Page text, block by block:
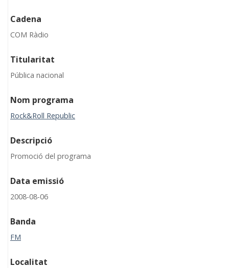
Cadena
COM Ràdio
Titularitat
Pública nacional
Nom programa
Rock&Roll Republic
Descripció
Promoció del programa
Data emissió
2008-08-06
Banda
FM
Localitat